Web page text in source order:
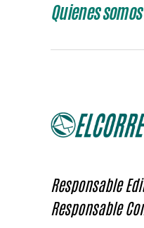
Quienes somos
Responsable
Responsable